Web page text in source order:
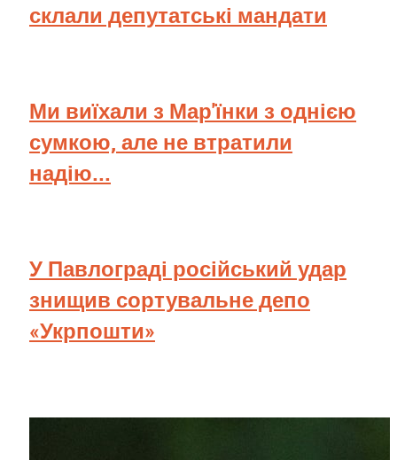
склали депутатські мандати
Ми виїхали з Мар'їнки з однією
сумкою, але не втратили
надію...
У Павлограді російський удар
знищив сортувальне депо
«Укрпошти»